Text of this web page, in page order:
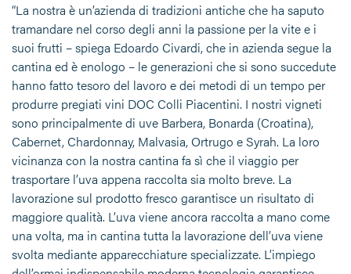
“La nostra è un’azienda di tradizioni antiche che ha saputo
tramandare nel corso degli anni la passione per la vite e i
suoi frutti – spiega Edoardo Civardi, che in azienda segue la
cantina ed è enologo – le generazioni che si sono succedute
hanno fatto tesoro del lavoro e dei metodi di un tempo per
produrre pregiati vini DOC Colli Piacentini. I nostri vigneti
sono principalmente di uve Barbera, Bonarda (Croatina),
Cabernet, Chardonnay, Malvasia, Ortrugo e Syrah. La loro
vicinanza con la nostra cantina fa sì che il viaggio per
trasportare l’uva appena raccolta sia molto breve. La
lavorazione sul prodotto fresco garantisce un risultato di
maggiore qualità. L’uva viene ancora raccolta a mano come
una volta, ma in cantina tutta la lavorazione dell’uva viene
svolta mediante apparecchiature specializzate. L’impiego